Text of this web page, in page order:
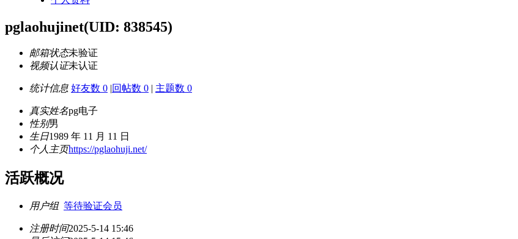
pglaohujinet(UID: 838545)
邮箱状态未验证
视频认证未认证
统计信息 好友数 0 |回帖数 0 | 主题数 0
真实姓名pg电子
性别男
生日1989 年 11 月 11 日
个人主页https://pglaohuji.net/
活跃概况
用户组 等待验证会员
注册时间2025-5-14 15:46